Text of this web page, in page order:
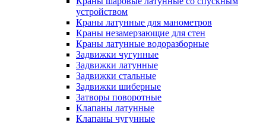
устройством
Краны латунные для манометров
Краны незамерзающие для стен
Краны латунные водоразборные
Задвижки чугунные
Задвижки латунные
Задвижки стальные
Задвижки шиберные
Затворы поворотные
Клапаны латунные
Клапаны чугунные